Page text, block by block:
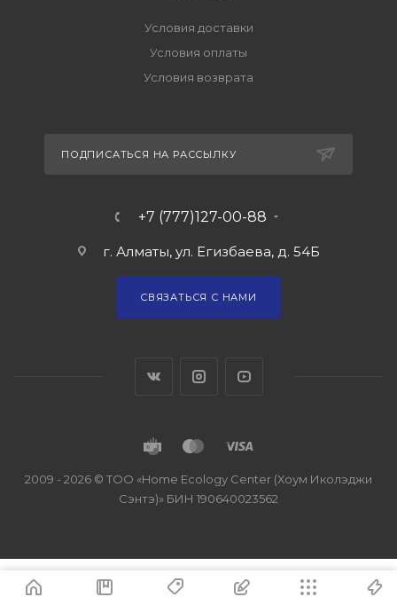
Условия доставки
Условия оплаты
Условия возврата
ПОДПИСАТЬСЯ НА РАССЫЛКУ
+7 (777)127-00-88
г. Алматы, ул. Егизбаева, д. 54Б
СВЯЗАТЬСЯ С НАМИ
2009 - 2026 © ТОО «Home Ecology Center (Хоум Иколэджи
Сэнтэ)» БИН 190640023562